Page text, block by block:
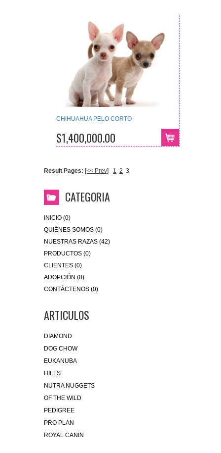
CHIHUAHUA PELO CORTO
$1,400,000.00
Result Pages: [<< Prev] 1 2 3
CATEGORIA
INICIO (0)
QUIÉNES SOMOS (0)
NUESTRAS RAZAS (42)
PRODUCTOS (0)
CLIENTES (0)
ADOPCIÓN (0)
CONTÁCTENOS (0)
ARTICULOS
DIAMOND
DOG CHOW
EUKANUBA
HILLS
NUTRA NUGGETS
OF THE WILD
PEDIGREE
PRO PLAN
ROYAL CANIN